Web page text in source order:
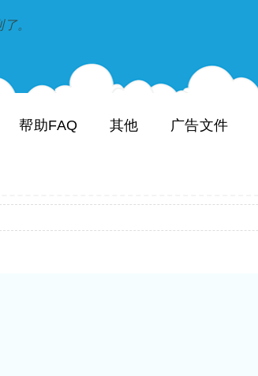
。
帮助FAQ 其他 广告文件